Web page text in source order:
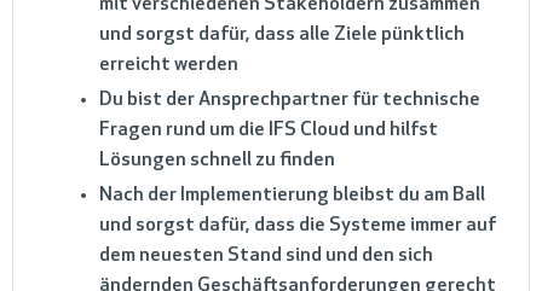
mit verschiedenen Stakeholdern zusammen
und sorgst dafür, dass alle Ziele pünktlich
erreicht werden
Du bist der Ansprechpartner für technische
Fragen rund um die IFS Cloud und hilfst
Lösungen schnell zu finden
Nach der Implementierung bleibst du am Ball
und sorgst dafür, dass die Systeme immer auf
dem neuesten Stand sind und den sich
ändernden Geschäftsanforderungen gerecht